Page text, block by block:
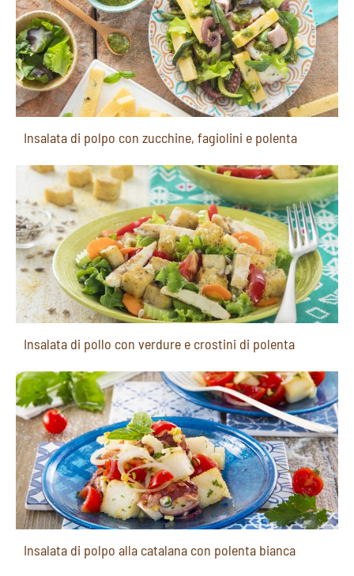
Insalata di polpo con zucchine, fagiolini e polenta
Insalata di pollo con verdure e crostini di polenta
Insalata di polpo alla catalana con polenta bianca